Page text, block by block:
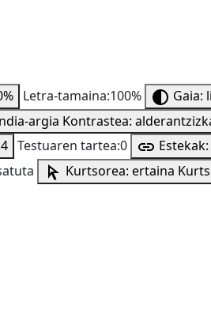
Letra-tamaina:100% Gaia:
argia Kontrastea:
Testuaren tartea:0
Kurtsorea: ertaina